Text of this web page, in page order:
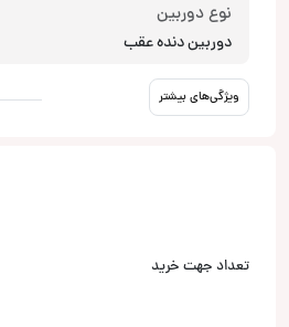
نوع دوربین
دوربین دنده عقب
ویژگی‌های بیشتر
تعداد جهت خرید